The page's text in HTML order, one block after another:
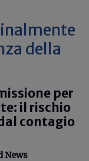
della
per
il rischio
contagio
News